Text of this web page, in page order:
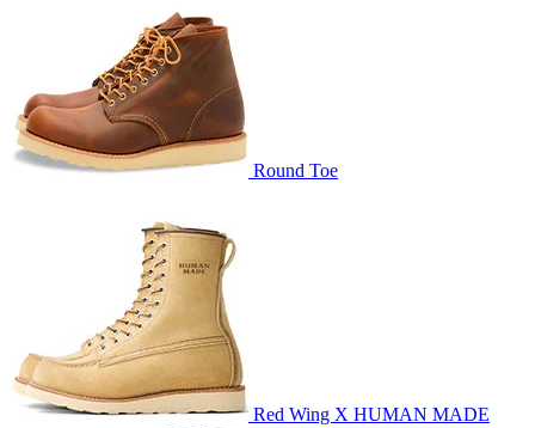
Round Toe
Red Wing X HUMAN MADE